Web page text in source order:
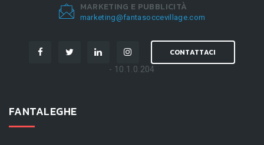
MARKETING E PUBBLICITÀ
marketing@fantasoccevillage.com
CONTATTACI
- 10.1.0.204
FANTALEGHE